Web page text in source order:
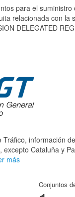
para el
relacionada con la
DELEGATED
Tráfico, información
Cataluña y
más
Conjuntos